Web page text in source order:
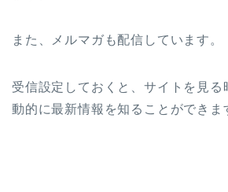
また、メルマガも配信しています。
受信設定しておくと、サイトを見る
動的に最新情報を知ることができま